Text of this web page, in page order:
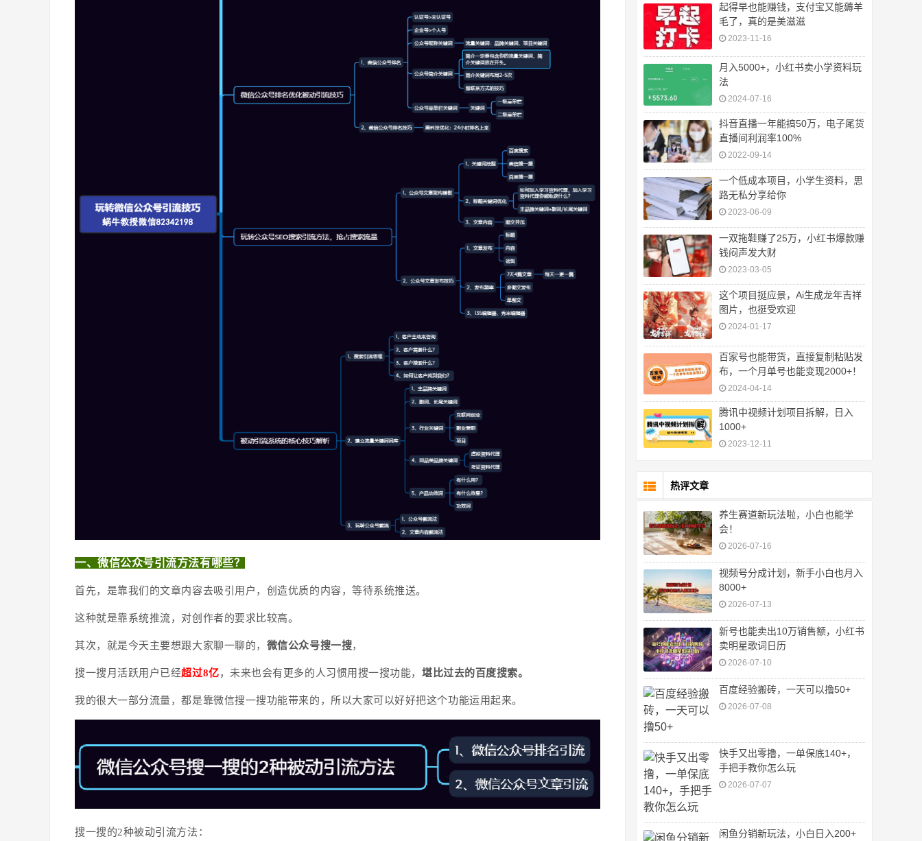
一、微信公众号引流方法有哪些？
首先，是靠我们的文章内容去吸引用户，创造优质的内容，等待系统推送。
这种就是靠系统推流，对创作者的要求比较高。
其次，就是今天主要想跟大家聊一聊的， 微信公众号搜一搜，
搜一搜月活跃用户已经超过8亿，未来也会有更多的人习惯用搜一搜功能， 堪比过去的百度搜索。
我的很大一部分流量，都是靠微信搜一搜功能带来的，所以大家可以好好把这个功能运用起来。
搜一搜的2种被动引流方法：
起得早也能赚钱，支付宝又能薅羊
毛了，真的是美滋滋
2023-11-16
月入5000+，小红书卖小学资料玩
法
2024-07-16
抖音直播一年能搞50万，电子尾货
直播间利润率100%
2022-09-14
一个低成本项目，小学生资料，思
路无私分享给你
2023-06-09
一双拖鞋赚了25万，小红书爆款赚
钱闷声发大财
2023-03-05
这个项目挺应景，Ai生成龙年吉祥
图片，也挺受欢迎
2024-01-17
百家号也能带货，直接复制粘贴发
布，一个月单号也能变现2000+！
2024-04-14
腾讯中视频计划项目拆解，日入
1000+
2023-12-11
热评文章
养生赛道新玩法啦，小白也能学
会！
2026-07-16
视频号分成计划，新手小白也月入
8000+
2026-07-13
​新号也能卖出10万销售额，小红书
卖明星歌词日历
2026-07-10
百度经验搬砖，一天可以撸50+
2026-07-08
快手又出零撸，一单保底140+，
手把手教你怎么玩
2026-07-07
闲鱼分销新玩法，小白日入200+